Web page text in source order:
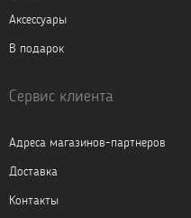
Аксессуары
В подарок
Сервис клиента
Адреса магазинов-партнеров
Доставка
Контакты